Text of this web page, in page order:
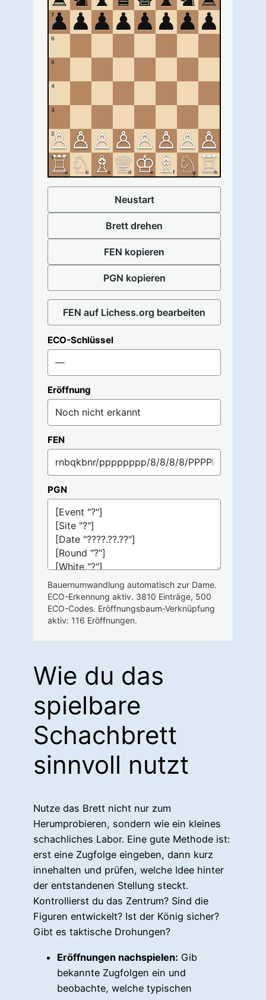
♟
7 ♟ ♟ ♟ ♟ ♟ ♟ ♟
6
5
4
3
♙
2 ♙ ♙ ♙ ♙ ♙ ♙ ♙
♖
1
a ♘b ♗
c ♕
d ♔
e ♗
f ♘
g ♖
h
Neustart
Brett drehen
FEN kopieren
PGN kopieren
FEN auf Lichess.org bearbeiten
ECO-Schlüssel
Eröffnung
FEN
PGN
Bauernumwandlung automatisch zur Dame.
ECO-Erkennung aktiv. 3810 Einträge, 500
ECO-Codes. Eröffnungsbaum-Verknüpfung
aktiv: 116 Eröffnungen.
Wie du das
spielbare
Schachbrett
sinnvoll nutzt
Nutze das Brett nicht nur zum
Herumprobieren, sondern wie ein kleines
schachliches Labor. Eine gute Methode ist:
erst eine Zugfolge eingeben, dann kurz
innehalten und prüfen, welche Idee hinter
der entstandenen Stellung steckt.
Kontrollierst du das Zentrum? Sind die
Figuren entwickelt? Ist der König sicher?
Gibt es taktische Drohungen?
Eröffnungen nachspielen: Gib
bekannte Zugfolgen ein und
beobachte, welche typischen